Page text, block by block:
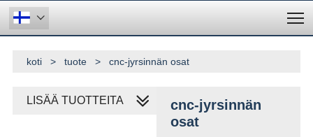

koti > tuote > cnc-jyrsinnän osat
cnc-jyrsinnän
osat
LISÄÄ TUOTTEITA